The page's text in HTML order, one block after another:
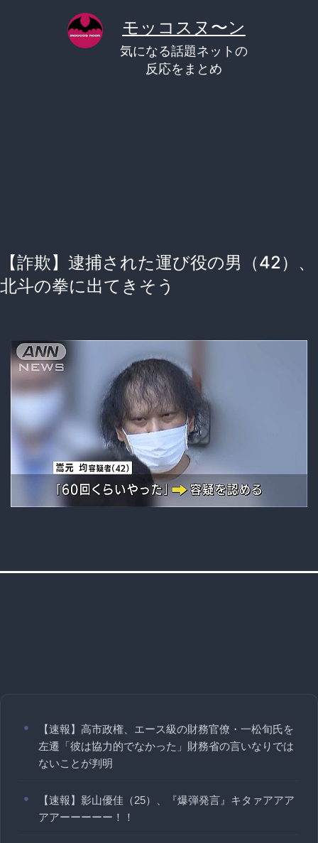
モッコスヌ〜ン
気になる話題ネットの
反応をまとめ
【詐欺】逮捕された運び役の男（42）、
北斗の拳に出てきそう
【速報】高市政権、エース級の財務官僚・一松旬氏を
左遷「彼は協力的でなかった」財務省の言いなりでは
ないことが判明
【速報】影山優佳（25）、『爆弾発言』キタァアアア
アアーーーーー！！